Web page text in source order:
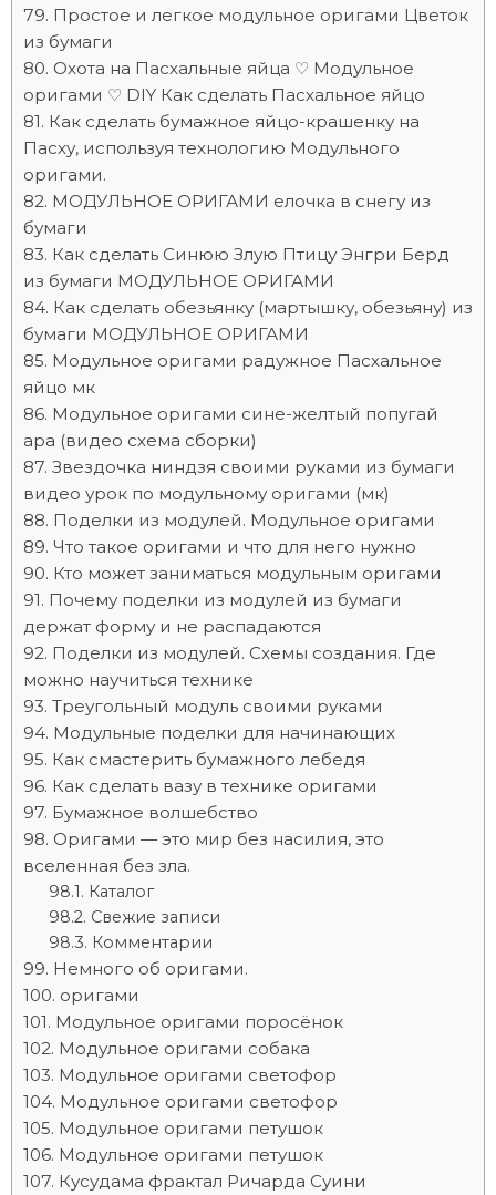
Простое и легкое модульное оригами Цветок
из бумаги
Охота на Пасхальные яйца ♡ Модульное
оригами ♡ DIY Как сделать Пасхальное яйцо
Как сделать бумажное яйцо-крашенку на
Пасху, используя технологию Модульного
оригами.
МОДУЛЬНОЕ ОРИГАМИ елочка в снегу из
бумаги
Как сделать Синюю Злую Птицу Энгри Берд
из бумаги МОДУЛЬНОЕ ОРИГАМИ
Как сделать обезьянку (мартышку, обезьяну) из
бумаги МОДУЛЬНОЕ ОРИГАМИ
Модульное оригами радужное Пасхальное
яйцо мк
Модульное оригами сине-желтый попугай
ара (видео схема сборки)
Звездочка ниндзя своими руками из бумаги
видео урок по модульному оригами (мк)
Поделки из модулей. Модульное оригами
Что такое оригами и что для него нужно
Кто может заниматься модульным оригами
Почему поделки из модулей из бумаги
держат форму и не распадаются
Поделки из модулей. Схемы создания. Где
можно научиться технике
Треугольный модуль своими руками
Модульные поделки для начинающих
Как смастерить бумажного лебедя
Как сделать вазу в технике оригами
Бумажное волшебство
Оригами — это мир без насилия, это
вселенная без зла.
Каталог
Свежие записи
Комментарии
Немного об оригами.
оригами
Модульное оригами поросёнок
Модульное оригами собака
Модульное оригами светофор
Модульное оригами светофор
Модульное оригами петушок
Модульное оригами петушок
Кусудама фрактал Ричарда Суини